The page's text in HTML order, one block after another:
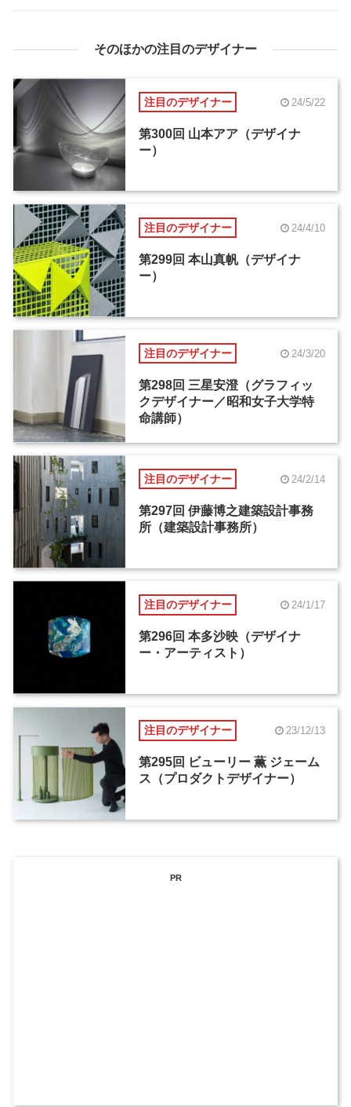
そのほかの注目のデザイナー
注目のデザイナー 24/5/22
第300回 山本アア（デザイナ
ー）
注目のデザイナー 24/4/10
第299回 本山真帆（デザイナ
ー）
注目のデザイナー 24/3/20
第298回 三星安澄（グラフィッ
クデザイナー／昭和女子大学特
命講師）
注目のデザイナー 24/2/14
第297回 伊藤博之建築設計事務
所（建築設計事務所）
注目のデザイナー 24/1/17
第296回 本多沙映（デザイナ
ー・アーティスト）
注目のデザイナー 23/12/13
第295回 ビューリー 薫 ジェーム
ス（プロダクトデザイナー）
PR